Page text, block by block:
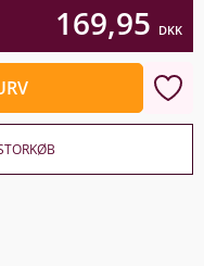
169,95 DKK